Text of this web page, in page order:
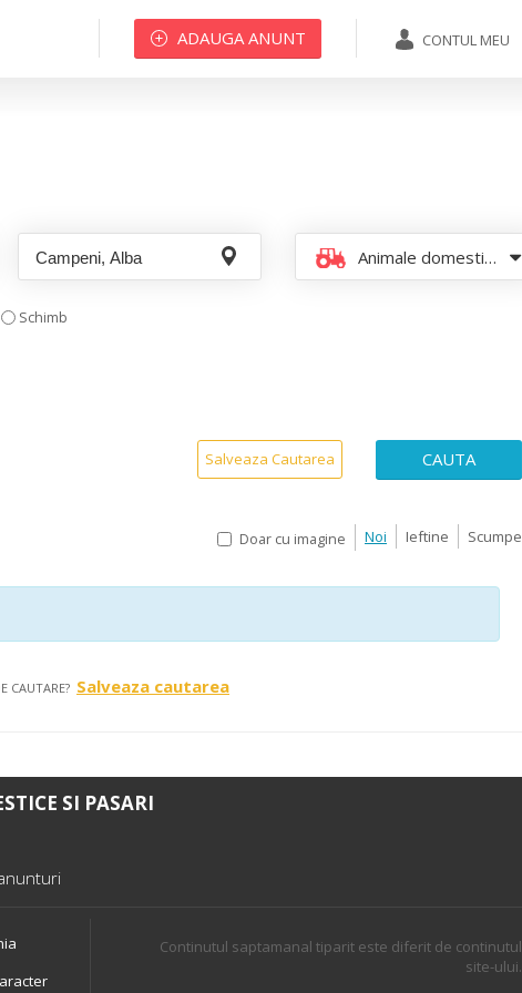
CONTUL MEU
ADAUGA ANUNT
Animale domestice si pasari
Schimb
Salveaza Cautarea CAUTA
Doar cu imagine Noi Ieftine Scumpe
CAUTARE? Salveaza cautarea
SI PASARI
Continutul saptamanal tiparit este diferit de continutul
site-ului.